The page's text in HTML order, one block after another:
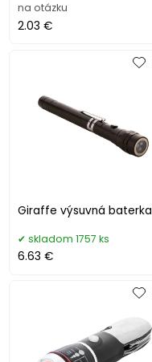
na otázku
2.03 €
Giraffe výsuvná baterka
skladom 1757 ks
6.63 €